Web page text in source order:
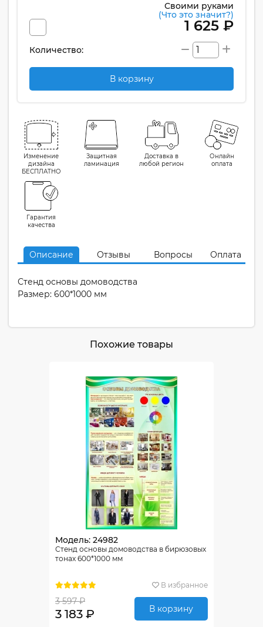
Своими руками
(Что это значит?)
1 625 ₽
Количество:
В корзину
Изменение
дизайна
БЕСПЛАТНО
Защитная
ламинация
Доставка в
любой регион
Онлайн
оплата
Гарантия
качества
Описание Отзывы Вопросы Оплата
Стенд основы домоводства
Размер: 600*1000 мм
Похожие товары
Модель: 24982
Стенд основы домоводства в бирюзовых
тонах 600*1000 мм
В избранное
3 597 ₽
3 183 ₽ В корзину